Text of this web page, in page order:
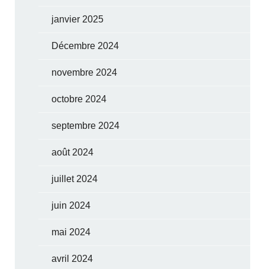
janvier 2025
Décembre 2024
novembre 2024
octobre 2024
septembre 2024
août 2024
juillet 2024
juin 2024
mai 2024
avril 2024